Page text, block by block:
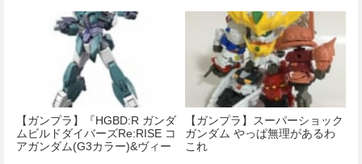
【ガンプラ】『HGBD:R ガンダ
ムビルドダイバーズRe:RISE コ
アガンダム(G3カラー)&ヴィー
【ガンプラ】スーパーショック
ガンダム やっぱ無理があるわ
これ